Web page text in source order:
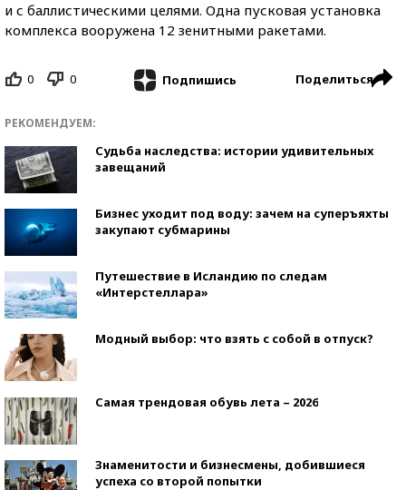
и с баллистическими целями. Одна пусковая установка
комплекса вооружена 12 зенитными ракетами.
0 0 Подпишись Поделиться
РЕКОМЕНДУЕМ:
Судьба наследства: истории удивительных
завещаний
Бизнес уходит под воду: зачем на суперъяхты
закупают субмарины
Путешествие в Исландию по следам
«Интерстеллара»
Модный выбор: что взять с собой в отпуск?
Самая трендовая обувь лета – 2026
Знаменитости и бизнесмены, добившиеся
успеха со второй попытки